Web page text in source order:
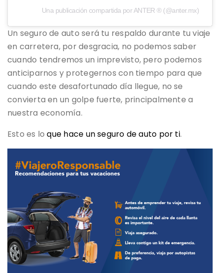
Una publicación compartida por ANTER ® (@anter.mx)
Un seguro de auto será tu respaldo durante tu viaje
en carretera, por desgracia, no podemos saber
cuando tendremos un imprevisto, pero podemos
anticiparnos y protegernos con tiempo para que
cuando este desafortunado día llegue, no se
convierta en un golpe fuerte, principalmente a
nuestra economía.
Esto es loque hace un seguro de auto por ti.